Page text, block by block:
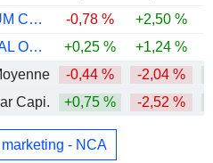
BHARAT PETROLEUM CORPORATION LIMITED
-0,78 % +2,50 %
ABU DHABI NATIONAL OIL COMPANY FOR DISTRIBUTION
+0,25 % +1,24 %
-0,44 % -2,04 %
Capi.
+0,75 % -2,52 %
- NCA